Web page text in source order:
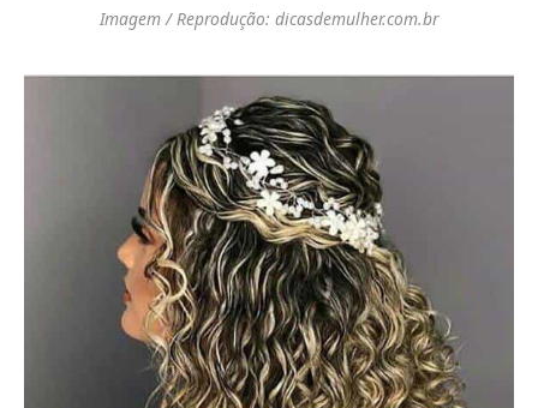
Imagem / Reprodução: dicasdemulher.com.br